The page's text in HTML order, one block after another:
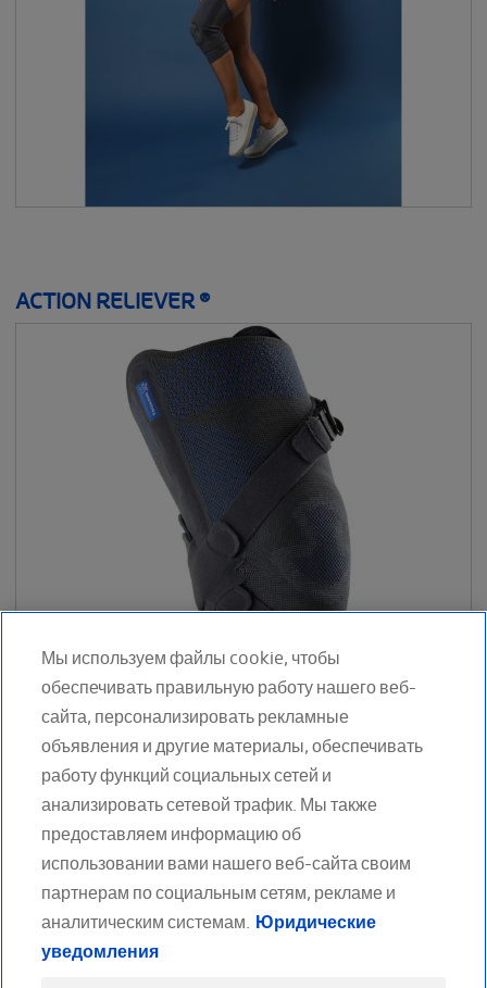
ACTION RELIEVER ®
МЫ В СОЦИАЛЬНЫХ СЕТЯХ
Мы используем файлы cookie, чтобы
обеспечивать правильную работу нашего веб-
сайта, персонализировать рекламные
объявления и другие материалы, обеспечивать
работу функций социальных сетей и
анализировать сетевой трафик. Мы также
предоставляем информацию об
использовании вами нашего веб-сайта своим
партнерам по социальным сетям, рекламе и
аналитическим системам. Юридические
уведомления